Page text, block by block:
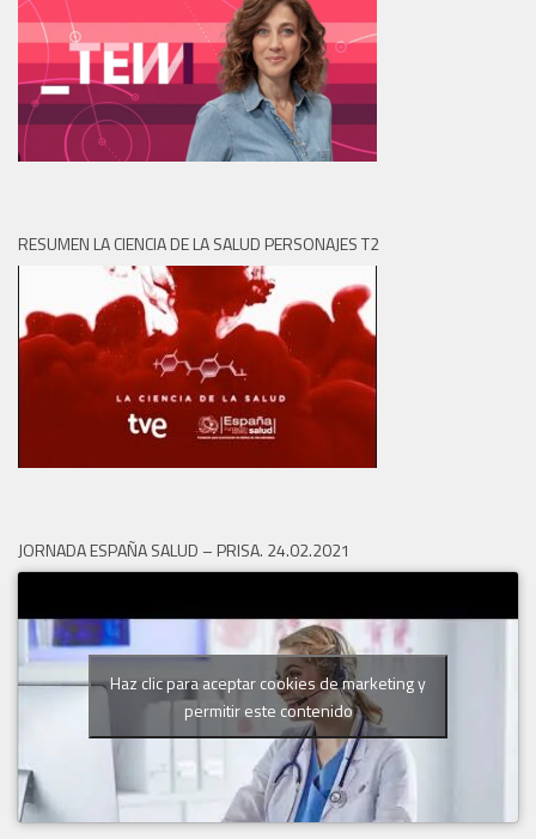
RESUMEN LA CIENCIA DE LA SALUD PERSONAJES T2
JORNADA ESPAÑA SALUD – PRISA. 24.02.2021
Haz clic para aceptar cookies de marketing y
permitir este contenido